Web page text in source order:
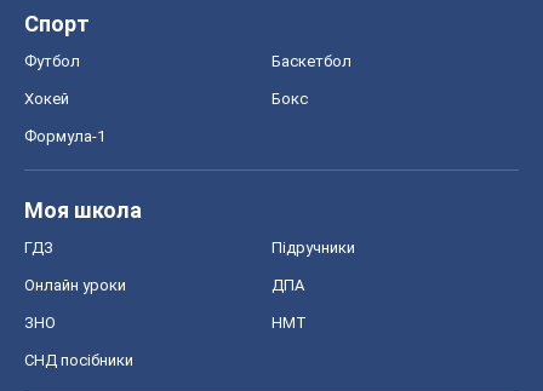
Спорт
Футбол Баскетбол
Хокей Бокс
Формула-1
Моя школа
ГДЗ Підручники
Онлайн уроки ДПА
ЗНО НМТ
СНД посібники